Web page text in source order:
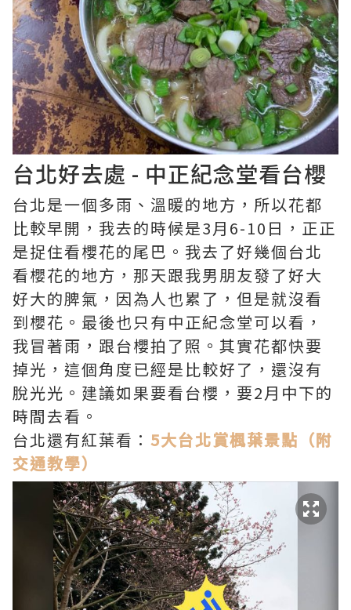
台北好去處 - 中正紀念堂看台櫻
台北是一個多雨、溫暖的地方，所以花都
比較早開，我去的時候是3月6-10日，正正
是捉住看櫻花的尾巴。我去了好幾個台北
看櫻花的地方，那天跟我男朋友發了好大
好大的脾氣，因為人也累了，但是就沒看
到櫻花。最後也只有中正紀念堂可以看，
我冒著雨，跟台櫻拍了照。其實花都快要
掉光，這個角度已經是比較好了，還沒有
脫光光。建議如果要看台櫻，要2月中下的
時間去看。
台北還有紅葉看： 5大台北賞楓葉景點（附
交通教學）